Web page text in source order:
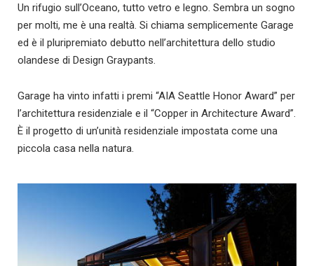
Un rifugio sull’Oceano, tutto vetro e legno. Sembra un sogno
per molti, me è una realtà. Si chiama semplicemente Garage
ed è il pluripremiato debutto nell’architettura dello studio
olandese di Design Graypants.
Garage ha vinto infatti i premi “AIA Seattle Honor Award” per
l’architettura residenziale e il “Copper in Architecture Award”.
È il progetto di un’unità residenziale impostata come una
piccola casa nella natura.